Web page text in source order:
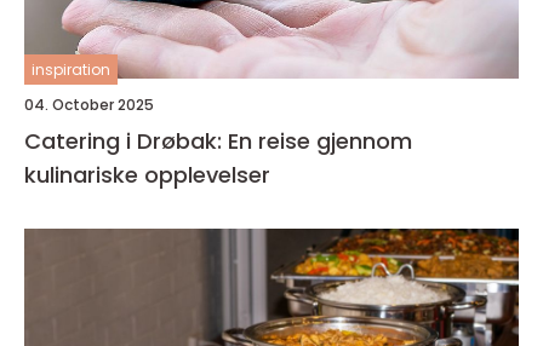
inspiration
04. October 2025
Catering i Drøbak: En reise gjennom
kulinariske opplevelser